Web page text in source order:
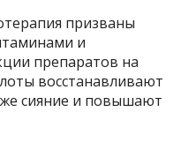
призваны
и
препаратов на
восстанавливают
сияние и повышают